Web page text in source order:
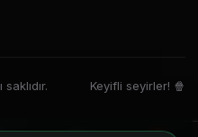
Keyifli seyirler! 🍿